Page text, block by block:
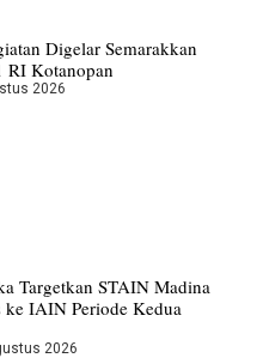
Digelar Semarakkan
RI Kotanopan
2026
Targetkan STAIN Madina
ke IAIN Periode Kedua
2026